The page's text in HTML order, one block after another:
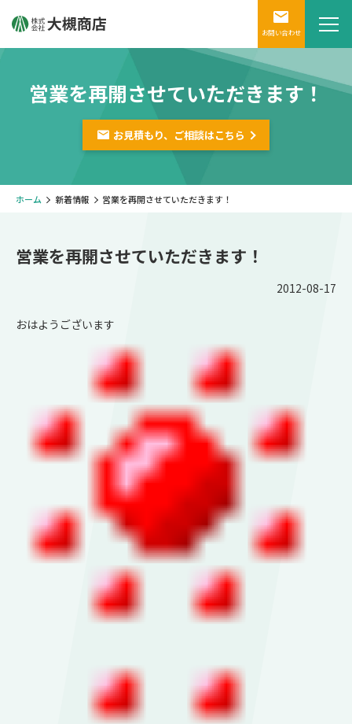
お問い合わせ
営業を再開させていただきます！
お見積もり、ご相談はこちら
ホーム 新着情報 営業を再開させていただきます！
営業を再開させていただきます！
2012-08-17
おはようございます